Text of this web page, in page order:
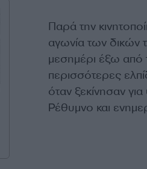
Παρά την
αγωνία των δικών
μεσημέρι έξω από
περισσότερες
όταν ξεκίνησαν
Ρέθυμνο και